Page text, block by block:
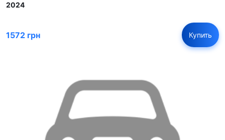
2024
1572 грн Купить